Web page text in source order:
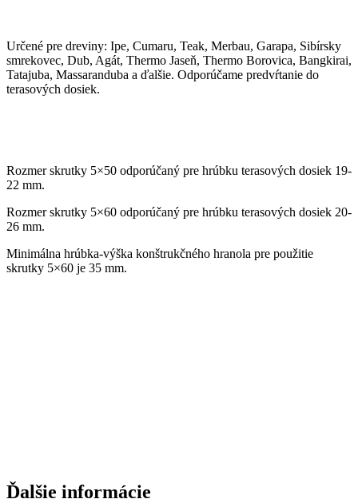
Určené pre dreviny: Ipe, Cumaru, Teak, Merbau, Garapa, Sibírsky
smrekovec, Dub, Agát, Thermo Jaseň, Thermo Borovica, Bangkirai,
Tatajuba, Massaranduba a ďalšie. Odporúčame predvŕtanie do
terasových dosiek.
Rozmer skrutky 5×50 odporúčaný pre hrúbku terasových dosiek 19-
22 mm.
Rozmer skrutky 5×60 odporúčaný pre hrúbku terasových dosiek 20-
26 mm.
Minimálna hrúbka-výška konštrukčného hranola pre použitie
skrutky 5×60 je 35 mm.
Ďalšie informácie